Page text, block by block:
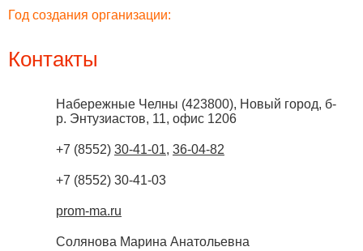
Год создания организации:
Контакты
Набережные Челны (423800), Новый город, б-
р. Энтузиастов, 11, офис 1206
+7 (8552) 30-41-01, 36-04-82
+7 (8552) 30-41-03
prom-ma.ru
Солянова Марина Анатольевна